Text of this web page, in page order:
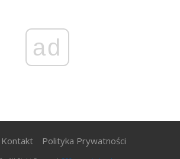
ad
Kontakt Polityka Prywatności